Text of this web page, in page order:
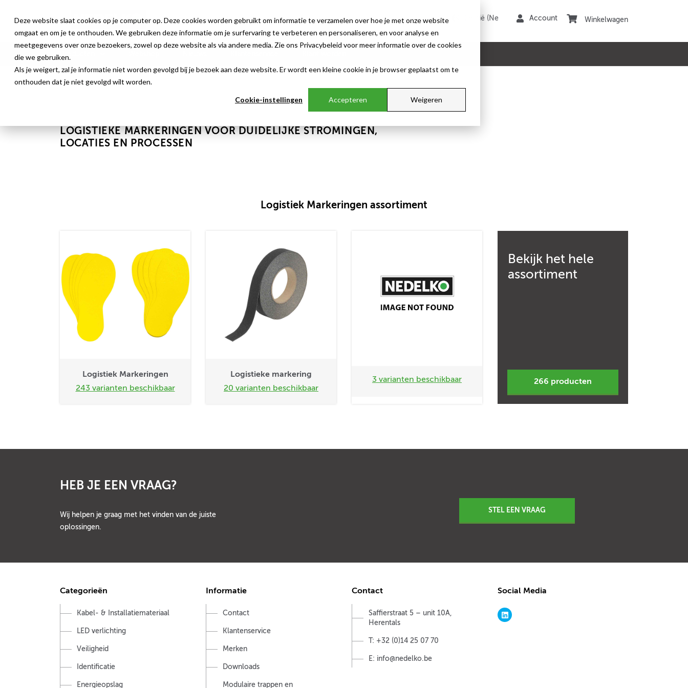
Deze website slaat cookies op je computer op. Deze cookies worden gebruikt om informatie te verzamelen over hoe je met onze website
omgaat en om je te onthouden. We gebruiken deze informatie om je surfervaring te verbeteren en personaliseren, en voor analyse en
meetgegevens over onze bezoekers, zowel op deze website als via andere media. Zie ons Privacybeleid voor meer informatie over de cookies
die we gebruiken.
Als je weigert, zal je informatie niet worden gevolgd bij je bezoek aan deze website. Er wordt een kleine cookie in je browser geplaatst om te
onthouden dat je niet gevolgd wilt worden.
Cookie-instellingen Accepteren Weigeren
Winkelwagen
Magazijnidentificatie
LOGISTIEKE MARKERINGEN VOOR DUIDELIJKE STROMINGEN,
LOCATIES EN PROCESSEN
Logistiek Markeringen assortiment
Logistiek Markeringen
243 varianten beschikbaar
Logistieke markering
20 varianten beschikbaar
3 varianten beschikbaar
Bekijk het hele
assortiment
266 producten
HEB JE EEN VRAAG?
Wij helpen je graag met het vinden van de juiste
oplossingen.
STEL EEN VRAAG
Categorieën
Kabel- & Installatiemateriaal
LED verlichting
Veiligheid
Identificatie
Energieopslag
Informatie
Contact
Klantenservice
Merken
Downloads
Modulaire trappen en
Contact
Saffierstraat 5 – unit 10A,
Herentals
T: +32 (0)14 25 07 70
E: info@nedelko.be
Social Media